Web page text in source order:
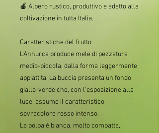
🍎 Albero rustico, produttivo e adatto alla
coltivazione in tutta Italia.
Caratteristiche del frutto
L'Annurca produce mele di pezzatura
medio-piccola, dalla forma leggermente
appiattita. La buccia presenta un fondo
giallo-verde che, con l'esposizione alla
luce, assume il caratteristico
sovracolore rosso intenso.
La polpa è bianca, molto compatta,